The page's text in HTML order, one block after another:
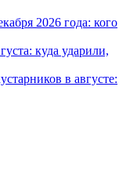
2026 года: кого
куда ударили,
в августе: